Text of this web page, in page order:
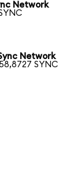
Network
Network
SYNC